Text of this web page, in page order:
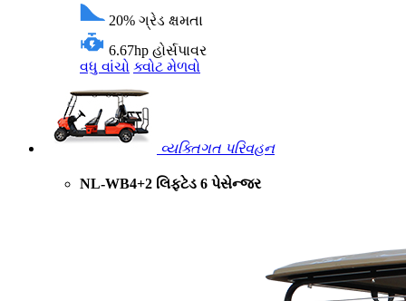
20% ગ્રેડ ક્ષમતા
6.67hp હોર્સપાવર
વધુ વાંચો ક્વોટ મેળવો
વ્યક્તિગત પરિવહન
NL-WB4+2 લિફ્ટેડ 6 પેસેન્જર